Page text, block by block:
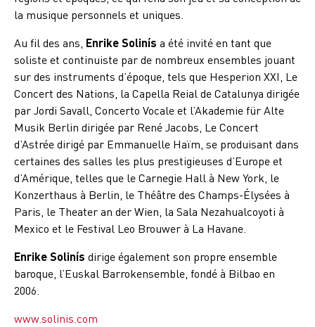
la musique personnels et uniques.
Au fil des ans, Enrike Solinís a été invité en tant que
soliste et continuiste par de nombreux ensembles jouant
sur des instruments d’époque, tels que Hesperion XXI, Le
Concert des Nations, la Capella Reial de Catalunya dirigée
par Jordi Savall, Concerto Vocale et l’Akademie für Alte
Musik Berlin dirigée par René Jacobs, Le Concert
d’Astrée dirigé par Emmanuelle Haïm, se produisant dans
certaines des salles les plus prestigieuses d’Europe et
d’Amérique, telles que le Carnegie Hall à New York, le
Konzerthaus à Berlin, le Théâtre des Champs-Élysées à
Paris, le Theater an der Wien, la Sala Nezahualcoyoti à
Mexico et le Festival Leo Brouwer à La Havane.
Enrike Solinís dirige également son propre ensemble
baroque, l’Euskal Barrokensemble, fondé à Bilbao en
2006.
www.solinis.com